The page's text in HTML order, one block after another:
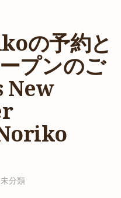
の予約と
プンのご
New
未分類